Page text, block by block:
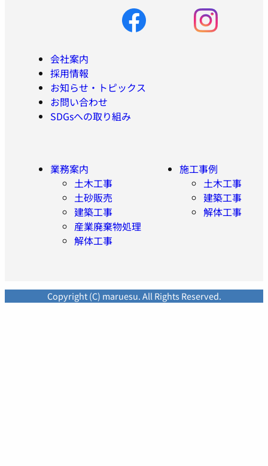
会社案内
採用情報
お知らせ・トピックス
お問い合わせ
SDGsへの取り組み
業務案内
土木工事
土砂販売
建築工事
産業廃棄物処理
解体工事
施工事例
土木工事
建築工事
解体工事
Copyright (C) maruesu. All Rights Reserved.